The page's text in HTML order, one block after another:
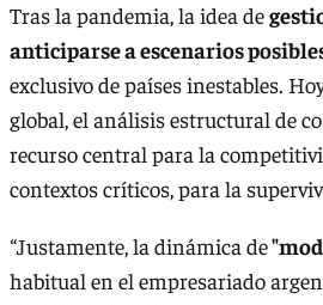
Tras la pandemia, la idea de
anticiparse a escenarios
exclusivo de países inestables.
global, el análisis estructural de
recurso central para la
contextos críticos, para la
“Justamente, la dinámica de
habitual en el empresariado